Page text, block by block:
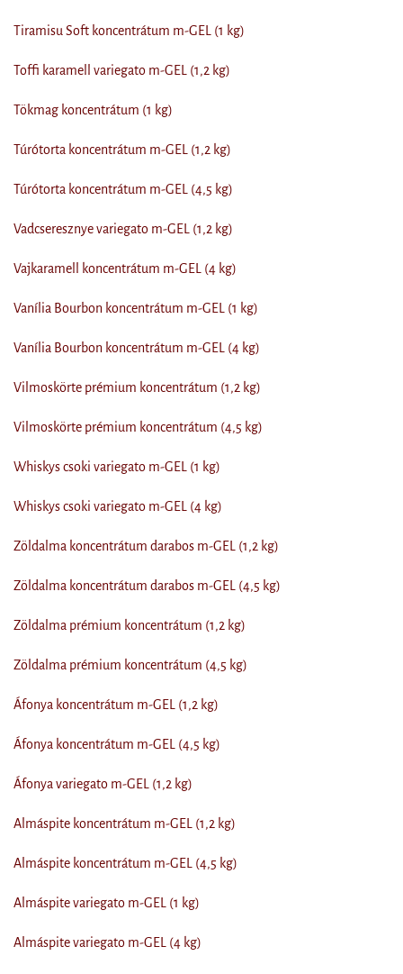
Tiramisu Soft koncentrátum m-GEL (1 kg)
Toffi karamell variegato m-GEL (1,2 kg)
Tökmag koncentrátum (1 kg)
Túrótorta koncentrátum m-GEL (1,2 kg)
Túrótorta koncentrátum m-GEL (4,5 kg)
Vadcseresznye variegato m-GEL (1,2 kg)
Vajkaramell koncentrátum m-GEL (4 kg)
Vanília Bourbon koncentrátum m-GEL (1 kg)
Vanília Bourbon koncentrátum m-GEL (4 kg)
Vilmoskörte prémium koncentrátum (1,2 kg)
Vilmoskörte prémium koncentrátum (4,5 kg)
Whiskys csoki variegato m-GEL (1 kg)
Whiskys csoki variegato m-GEL (4 kg)
Zöldalma koncentrátum darabos m-GEL (1,2 kg)
Zöldalma koncentrátum darabos m-GEL (4,5 kg)
Zöldalma prémium koncentrátum (1,2 kg)
Zöldalma prémium koncentrátum (4,5 kg)
Áfonya koncentrátum m-GEL (1,2 kg)
Áfonya koncentrátum m-GEL (4,5 kg)
Áfonya variegato m-GEL (1,2 kg)
Almáspite koncentrátum m-GEL (1,2 kg)
Almáspite koncentrátum m-GEL (4,5 kg)
Almáspite variegato m-GEL (1 kg)
Almáspite variegato m-GEL (4 kg)